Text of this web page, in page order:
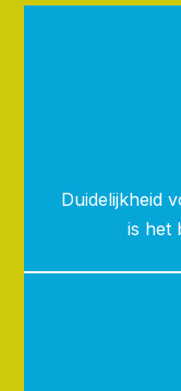
Duidelijkheid
is het